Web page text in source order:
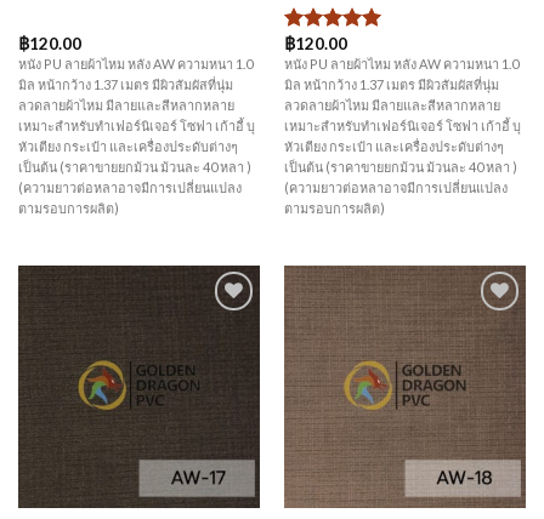
฿120.00
หนัง PU ลายผ้าไหม หลัง AW ความหนา 1.0
มิล หน้ากว้าง 1.37 เมตร มีผิวสัมผัสที่นุ่ม
ลวดลายผ้าไหม มีลายและสีหลากหลาย
เหมาะสำหรับทำเฟอร์นิเจอร์ โซฟา เก้าอี้ บุ
หัวเตียง กระเป๋า และเครื่องประดับต่างๆ
เป็นต้น (ราคาขายยกม้วน ม้วนละ 40 หลา )
(ความยาวต่อหลาอาจมีการเปลี่ยนแปลง
ตามรอบการผลิต)
ให้คะแนน
5.00ตั้งแต่
1-5
คะแนน
฿120.00
หนัง PU ลายผ้าไหม หลัง AW ความหนา 1.0
มิล หน้ากว้าง 1.37 เมตร มีผิวสัมผัสที่นุ่ม
ลวดลายผ้าไหม มีลายและสีหลากหลาย
เหมาะสำหรับทำเฟอร์นิเจอร์ โซฟา เก้าอี้ บุ
หัวเตียง กระเป๋า และเครื่องประดับต่างๆ
เป็นต้น (ราคาขายยกม้วน ม้วนละ 40 หลา )
(ความยาวต่อหลาอาจมีการเปลี่ยนแปลง
ตามรอบการผลิต)
Wishlist
Add to
Wishlist